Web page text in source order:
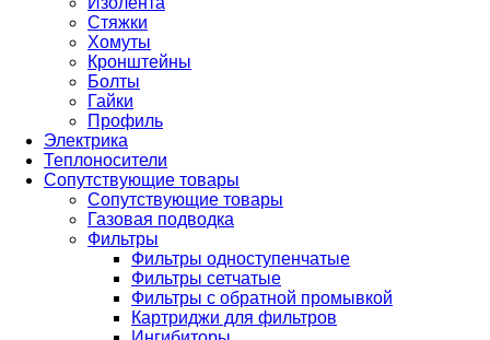
Стяжки
Хомуты
Кронштейны
Болты
Гайки
Профиль
Электрика
Теплоносители
Сопутствующие товары
Сопутствующие товары
Газовая подводка
Фильтры
Фильтры одноступенчатые
Фильтры сетчатые
Фильтры с обратной промывкой
Картриджи для фильтров